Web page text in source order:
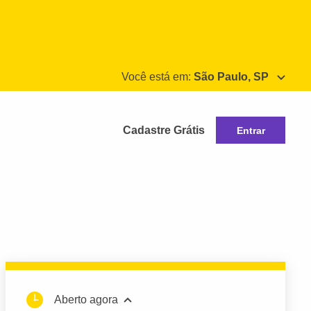
Você está em: São Paulo, SP
Cadastre Grátis Entrar
Aberto agora